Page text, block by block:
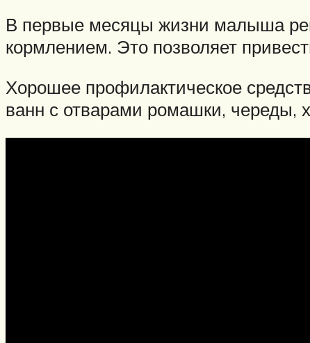
В первые месяцы жизни малыша
кормлением. Это позволяет
Хорошее профилактическое
ванн с отварами ромашки, череды,